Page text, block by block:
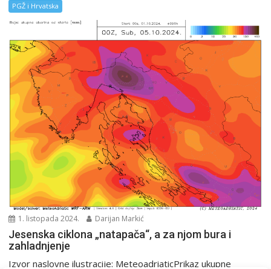
PGŽ i Hrvatska
1. listopada 2024. Darijan Markić
Jesenska ciklona „natapača“, a za njom bura i
zahladnjenje
Izvor naslovne ilustracije: MeteoadriaticPrikaz ukupne